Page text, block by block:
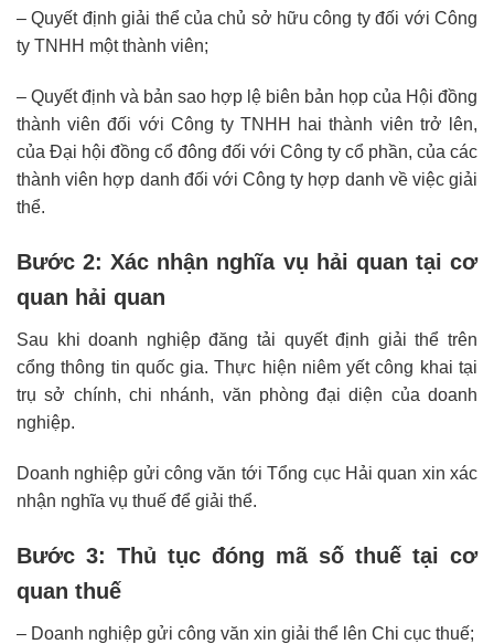
– Quyết định giải thể của chủ sở hữu công ty đối với Công
ty TNHH một thành viên;
– Quyết định và bản sao hợp lệ biên bản họp của Hội đồng
thành viên đối với Công ty TNHH hai thành viên trở lên,
của Đại hội đồng cổ đông đối với Công ty cổ phần, của các
thành viên hợp danh đối với Công ty hợp danh về việc giải
thể.
Bước 2: Xác nhận nghĩa vụ hải quan tại cơ
quan hải quan
Sau khi doanh nghiệp đăng tải quyết định giải thể trên
cổng thông tin quốc gia. Thực hiện niêm yết công khai tại
trụ sở chính, chi nhánh, văn phòng đại diện của doanh
nghiệp.
Doanh nghiệp gửi công văn tới Tổng cục Hải quan xin xác
nhận nghĩa vụ thuế để giải thể.
Bước 3: Thủ tục đóng mã số thuế tại cơ
quan thuế
– Doanh nghiệp gửi công văn xin giải thể lên Chi cục thuế;